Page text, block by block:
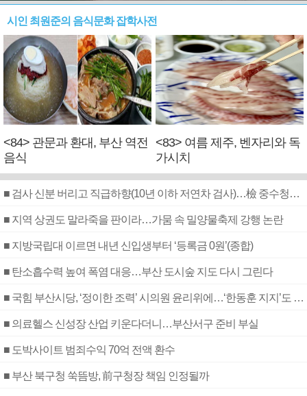
시인 최원준의 음식문화 잡학사전
<84> 관문과 환대, 부산 역전
음식
<83> 여름 제주, 벤자리와 독
가시치
■ 검사 신분 버리고 직급하향(10년 이하 저연차 검사)…檢 중수청행 기피
■ 지역 상권도 말라죽을 판이라…가뭄 속 밀양물축제 강행 논란
■ 지방국립대 이르면 내년 신입생부터 ‘등록금 0원’(종합)
■ 탄소흡수력 높여 폭염 대응…부산 도시숲 지도 다시 그린다
■ 국힘 부산시당, ‘정이한 조력’ 시의원 윤리위에…‘한동훈 지지’도 신고접수
■ 의료헬스 신성장 산업 키운다더니…부산서구 준비 부실
■ 도박사이트 범죄수익 70억 전액 환수
■ 부산 북구청 쑥뜸방, 前구청장 책임 인정될까